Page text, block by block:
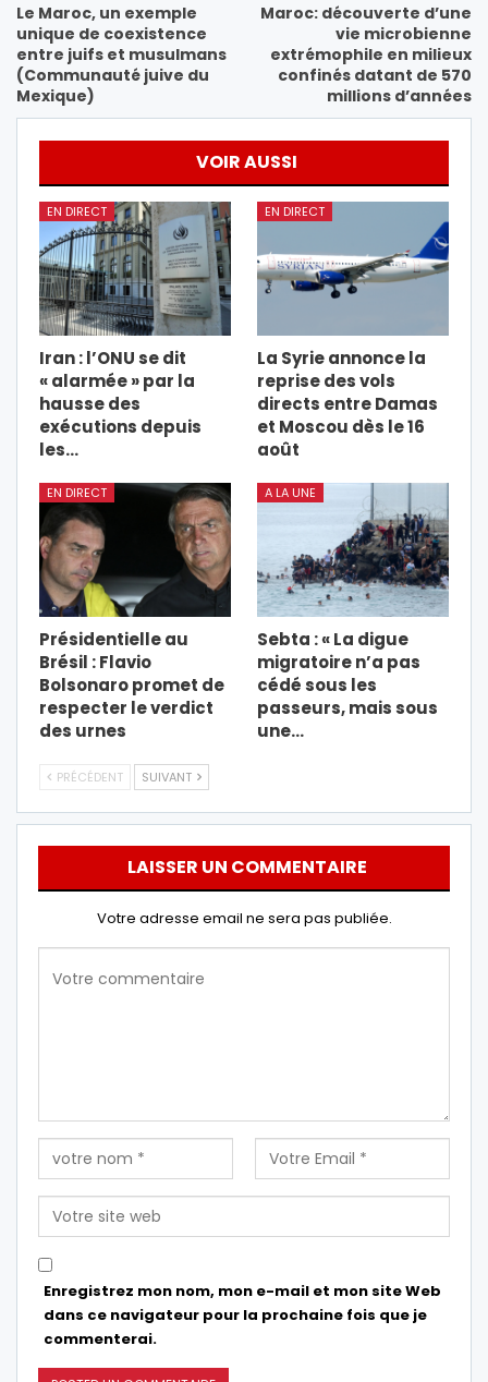
Le Maroc, un exemple
unique de coexistence
entre juifs et musulmans
(Communauté juive du
Mexique)
Maroc: découverte d’une
vie microbienne
extrémophile en milieux
confinés datant de 570
millions d’années
VOIR AUSSI
EN DIRECT
Iran : l’ONU se dit
« alarmée » par la
hausse des
exécutions depuis
les…
EN DIRECT
La Syrie annonce la
reprise des vols
directs entre Damas
et Moscou dès le 16
août
EN DIRECT
Présidentielle au
Brésil : Flavio
Bolsonaro promet de
respecter le verdict
des urnes
A LA UNE
Sebta : « La digue
migratoire n’a pas
cédé sous les
passeurs, mais sous
une…
PRÉCÉDENT SUIVANT
LAISSER UN COMMENTAIRE
Votre adresse email ne sera pas publiée.
Enregistrez mon nom, mon e-mail et mon site Web
dans ce navigateur pour la prochaine fois que je
commenterai.